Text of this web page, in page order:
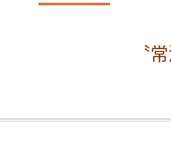
〝常